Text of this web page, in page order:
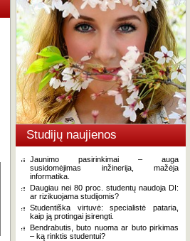
Studijų naujienos
Jaunimo pasirinkimai – auga
susidomėjimas inžinerija, mažėja
informatika.
Daugiau nei 80 proc. studentų naudoja DI:
ar rizikuojama studijomis?
Studentiška virtuvė: specialistė pataria,
kaip ją protingai įsirengti.
Bendrabutis, buto nuoma ar buto pirkimas
– ką rinktis studentui?